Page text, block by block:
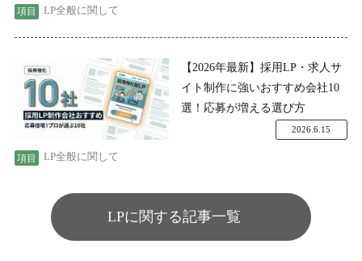
LP全般に関して
【2026年最新】採用LP・求人サ
イト制作に強いおすすめ会社10
選！応募が増える選び方
LP全般に関して
2026.6.15
LPに関する記事一覧